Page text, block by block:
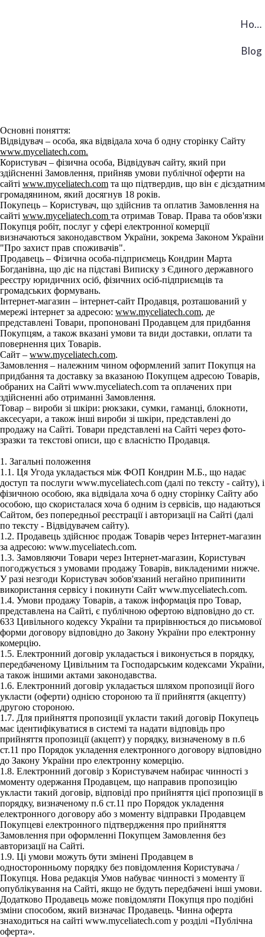
Home
Blog
Основні поняття:
Відвідувач – особа, яка відвідала хоча б одну сторінку Сайту
www.myceliatech.com.
Користувач – фізична особа, Відвідувач сайту, який при
здійсненні Замовлення, прийняв умови публічної оферти на
сайті www.myceliatech.com та що підтвердив, що він є дієздатним
громадянином, який досягнув 18 років.
Покупець – Користувач, що здійснив та оплатив Замовлення на
сайті www.myceliatech.com та отримав Товар. Права та обов'язки
Покупця робіт, послуг у сфері електронної комерції
визначаються законодавством України, зокрема Законом України
"Про захист прав споживачів".
Продавець – Фізична особа-підприємець Кондрин Марта
Богданівна, що діє на підставі Виписку з Єдиного державного
реєстру юридичних осіб, фізичних осіб-підприємців та
громадських формувань.
Інтернет-магазин – інтернет-сайт Продавця, розташований у
мережі інтернет за адресою: www.myceliatech.com, де
представлені Товари, пропоновані Продавцем для придбання
Покупцям, а також вказані умови та види доставки, оплати та
повернення цих Товарів.
Сайт – www.myceliatech.com.
Замовлення – належним чином оформлений запит Покупця на
придбання та доставку за вказаною Покупцем адресою Товарів,
обраних на Сайті www.myceliatech.com та оплачених при
здійсненні або отриманні Замовлення.
Товар – вироби зі шкіри: рюкзаки, сумки, гаманці, блокноти,
аксесуари, а також інші вироби зі шкіри, представлені до
продажу на Сайті. Товари представлені на Сайті через фото-
зразки та текстові описи, що є власністю Продавця.
1. Загальні положення
1.1. Ця Угода укладається між ФОП Кондрин М.Б., що надає
доступ та послуги www.myceliatech.com (далі по тексту - сайту), і
фізичною особою, яка відвідала хоча б одну сторінку Сайту або
особою, що скористалася хоча б одним із сервісів, що надаються
Сайтом, без попередньої реєстрації і авторизації на Сайті (далі
по тексту - Відвідувачем сайту).
1.2. Продавець здійснює продаж Товарів через Інтернет-магазин
за адресою: www.myceliatech.com.
1.3. Замовляючи Товари через Інтернет-магазин, Користувач
погоджується з умовами продажу Товарів, викладеними нижче.
У разі незгоди Користувач зобов'язаний негайно припинити
використання сервісу і покинути Сайт www.myceliatech.com.
1.4. Умови продажу Товарів, а також інформація про Товар,
представлена на Сайті, є публічною офертою відповідно до ст.
633 Цивільного кодексу України та прирівнюється до письмової
форми договору відповідно до Закону України про електронну
комерцію.
1.5. Електронний договір укладається і виконується в порядку,
передбаченому Цивільним та Господарським кодексами України,
а також іншими актами законодавства.
1.6. Електронний договір укладається шляхом пропозиції його
укласти (оферти) однією стороною та її прийняття (акцепту)
другою стороною.
1.7. Для прийняття пропозиції укласти такий договір Покупець
має ідентифікуватися в системі та надати відповідь про
прийняття пропозиції (акцепт) у порядку, визначеному в п.6
ст.11 про Порядок укладення електронного договору відповідно
до Закону України про електронну комерцію.
1.8. Електронний договір з Користувачем набирає чинності з
моменту одержання Продавцем, що направив пропозицію
укласти такий договір, відповіді про прийняття цієї пропозиції в
порядку, визначеному п.6 ст.11 про Порядок укладення
електронного договору або з моменту відправки Продавцем
Покупцеві електронного підтвердження про прийняття
Замовлення при оформленні Покупцем Замовлення без
авторизації на Сайті.
1.9. Ці умови можуть бути змінені Продавцем в
односторонньому порядку без повідомлення Користувача /
Покупця. Нова редакція Умов набуває чинності з моменту її
опублікування на Сайті, якщо не будуть передбачені інші умови.
Додатково Продавець може повідомляти Покупця про подібні
зміни способом, який визначає Продавець. Чинна оферта
знаходиться на сайті www.myceliatech.com у розділі «Публічна
оферта».